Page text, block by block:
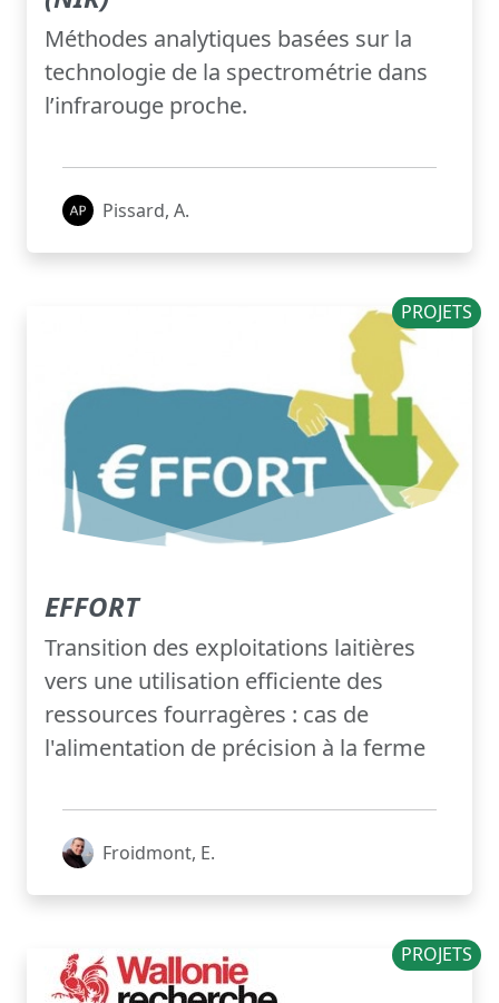
Méthodes analytiques basées sur la
technologie de la spectrométrie dans
l’infrarouge proche.
Pissard, A.
PROJETS
EFFORT
Transition des exploitations laitières
vers une utilisation efficiente des
ressources fourragères : cas de
l'alimentation de précision à la ferme
Froidmont, E.
PROJETS